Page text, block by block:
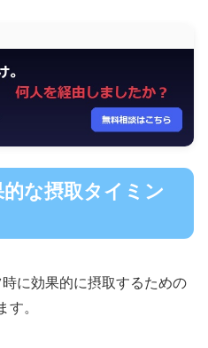
な摂取タイミン
に効果的に摂取するための
す。